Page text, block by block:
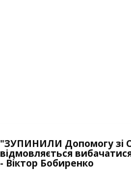
"ЗУПИНИЛИ Допомогу зі
відмовляється
- Віктор Бобиренко